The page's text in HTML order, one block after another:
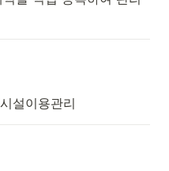
설이용관리